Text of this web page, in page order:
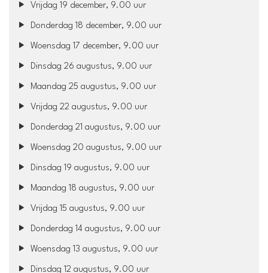
Vrijdag 19 december, 9.00 uur
Donderdag 18 december, 9.00 uur
Woensdag 17 december, 9.00 uur
Dinsdag 26 augustus, 9.00 uur
Maandag 25 augustus, 9.00 uur
Vrijdag 22 augustus, 9.00 uur
Donderdag 21 augustus, 9.00 uur
Woensdag 20 augustus, 9.00 uur
Dinsdag 19 augustus, 9.00 uur
Maandag 18 augustus, 9.00 uur
Vrijdag 15 augustus, 9.00 uur
Donderdag 14 augustus, 9.00 uur
Woensdag 13 augustus, 9.00 uur
Dinsdag 12 augustus, 9.00 uur